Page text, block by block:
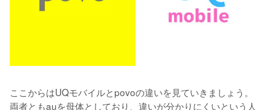
ここからはUQモバイルとpovoの違いを見ていきましょう。
両者ともauを母体としており、違いが分かりにくいという人